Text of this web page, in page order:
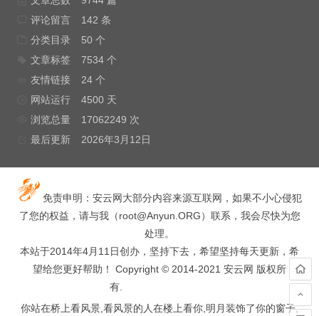
评论留言
142 条
分类目录
50 个
文章标签
7534 个
友情链接
24 个
网站运行
4500 天
浏览总量
17062249 次
最后更新
2026年3月12日
免责申明：安云网大部分内容来源互联网，如果不小心侵犯
了您的权益，请与我（root@Anyun.ORG）联系，我会尽快为您
处理。
本站于2014年4月11日创办，坚持下去，希望坚持每天更新，希
望给您更好帮助！ Copyright © 2014-2021 安云网 版权所
有.
你站在桥上看风景,看风景的人在楼上看你,明月装饰了你的窗子,